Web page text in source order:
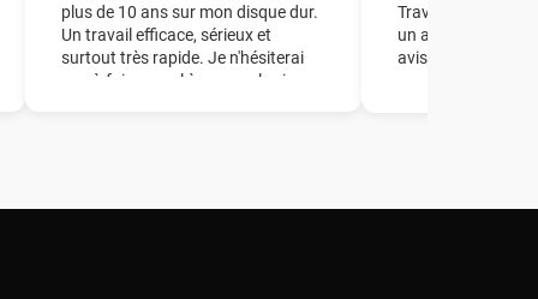
plus de 10 ans sur mon disque dur.
Un travail efficace, sérieux et
surtout très rapide. Je n'hésiterai
pas à faire appel à ce couple si
Travail parfait en
un accueil de
avisés.